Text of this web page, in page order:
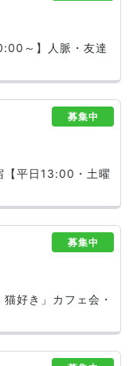
～】人脈・友達
募集中
平日13:00・土曜
募集中
好き」カフェ会・